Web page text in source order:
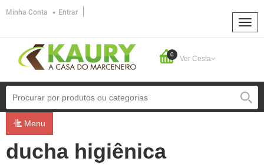
Minha Conta Entrar
0
Ver Cesta
Menu
ducha higiênica